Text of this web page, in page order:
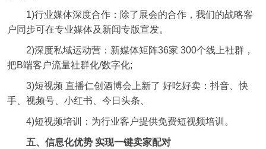
1)行业媒体深度合作：除了展会的合作，我们的战略客
户同步可在专业媒体及新闻专版宣发。
2)深度私域运动营：新媒体矩阵36家 300个线上社群，
把B端客户流量社群化/数字化;
3)短视频 直播仁创酒博会上新了 好吃好卖：抖音、快
手、视频号、小红书、今日头条、
4)短视频培训：为行业客户提供免费短视频培训。
五、信息化优势 实现一键卖家配对